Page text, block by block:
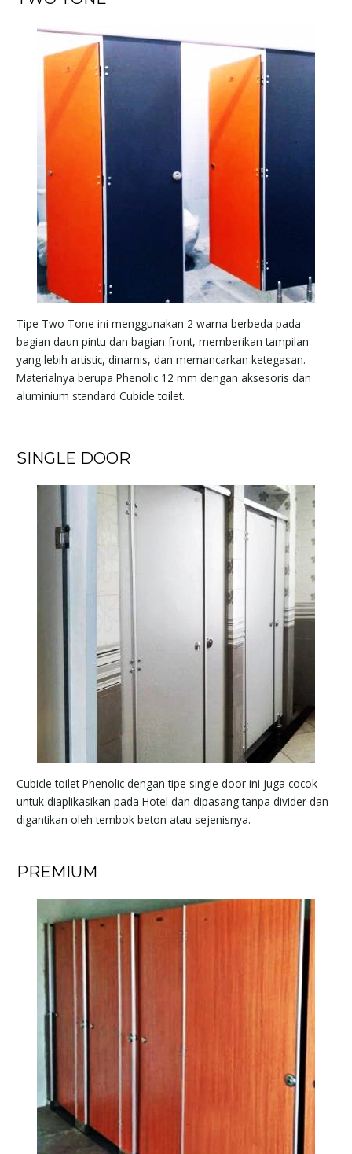
Tipe Two Tone ini menggunakan 2 warna berbeda pada
bagian daun pintu dan bagian front, memberikan tampilan
yang lebih artistic, dinamis, dan memancarkan ketegasan.
Materialnya berupa Phenolic 12 mm dengan aksesoris dan
aluminium standard Cubicle toilet.
SINGLE DOOR
Cubicle toilet Phenolic dengan tipe single door ini juga cocok
untuk diaplikasikan pada Hotel dan dipasang tanpa divider dan
digantikan oleh tembok beton atau sejenisnya.
PREMIUM